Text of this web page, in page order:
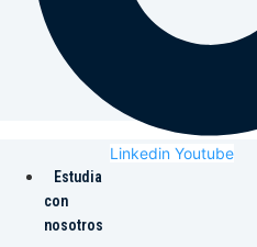
Linkedin Youtube
Estudia
con
nosotros